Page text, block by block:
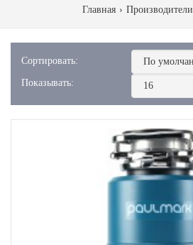
Главная Производители
Сортировать:
Показывать: